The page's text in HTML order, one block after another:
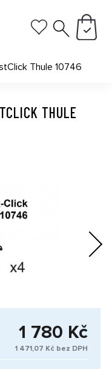
Thule 10746
Next
THULE
1 780 Kč
1 471,07 Kč bez DPH